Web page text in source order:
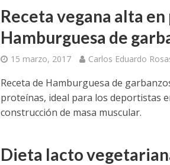
Receta vegana alta
Hamburguesa de
15 marzo, 2017 Carlos Eduardo
Receta de Hamburguesa de
proteínas, ideal para los deportistas
construcción de masa muscular.
Dieta lacto